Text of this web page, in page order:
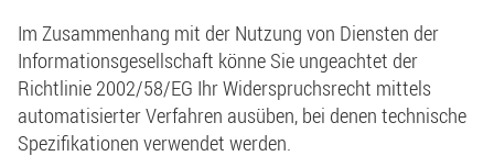
Im Zusammenhang mit der Nutzung von Diensten der
Informationsgesellschaft könne Sie ungeachtet der
Richtlinie 2002/58/EG Ihr Widerspruchsrecht mittels
automatisierter Verfahren ausüben, bei denen technische
Spezifikationen verwendet werden.